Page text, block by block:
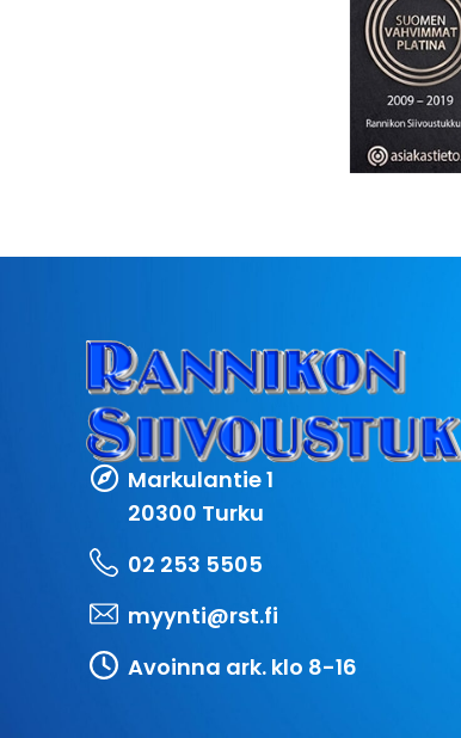
Markulantie 1
20300 Turku
02 253 5505
myynti@rst.fi
Avoinna ark. klo 8-16